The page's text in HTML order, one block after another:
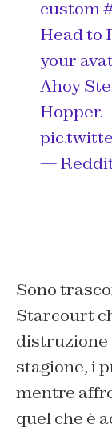
custom
Head to
your
Ahoy
Hopper.
—
Sono
Starcourt
distruzione
stagione, i
mentre
quel che è